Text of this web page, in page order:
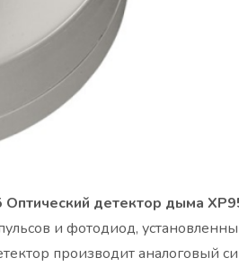
детектор дыма
и фотодиод,
производит